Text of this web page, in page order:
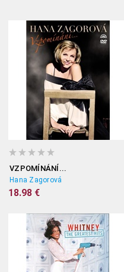
VZPOMÍNÁNÍ...
Hana Zagorová
18.98 €